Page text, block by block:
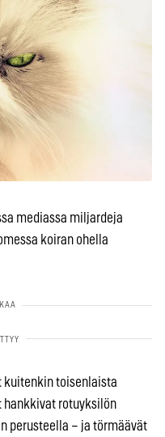
mediassa miljardeja
koiran ohella
kuitenkin toisenlaista
hankkivat rotuyksilön
perusteella – ja törmäävät